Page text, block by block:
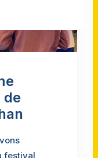
de
festival